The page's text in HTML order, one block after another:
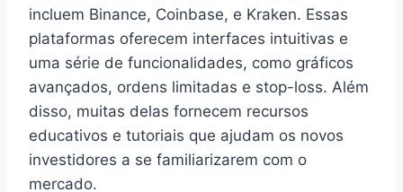
incluem Binance, Coinbase, e Kraken. Essas
plataformas oferecem interfaces intuitivas e
uma série de funcionalidades, como gráficos
avançados, ordens limitadas e stop-loss. Além
disso, muitas delas fornecem recursos
educativos e tutoriais que ajudam os novos
investidores a se familiarizarem com o
mercado.